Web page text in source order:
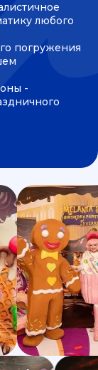
любого
погружения
-